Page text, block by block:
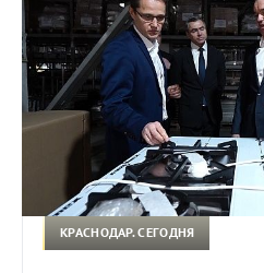
КРАСНОДАР. СЕГОДНЯ